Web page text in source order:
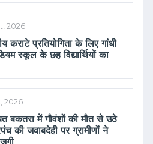
2026
कराटे प्रतियोगिता के लिए गांधी
स्कूल के छह विद्यार्थियों का
2026
बकतरा में गौवंशों की मौत से उठे
की जवाबदेही पर ग्रामीणों ने